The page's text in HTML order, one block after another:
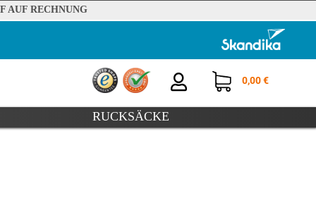
AUF RECHNUNG
0,00 €
RUCKSÄCKE